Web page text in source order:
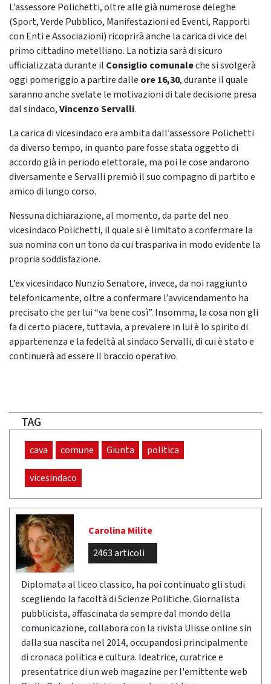
L’assessore Polichetti, oltre alle già numerose deleghe
(Sport, Verde Pubblico, Manifestazioni ed Eventi, Rapporti
con Enti e Associazioni) ricoprirà anche la carica di vice del
primo cittadino metelliano. La notizia sarà di sicuro
ufficializzata durante il Consiglio comunaleche si svolgerà
oggi pomeriggio a partire dalle ore 16,30, durante il quale
saranno anche svelate le motivazioni di tale decisione presa
dal sindaco,Vincenzo Servalli.
La carica di vicesindaco era ambita dall’assessore Polichetti
da diverso tempo, in quanto pare fosse stata oggetto di
accordo già in periodo elettorale, ma poi le cose andarono
diversamente e Servalli premiò il suo compagno di partito e
amico di lungo corso.
Nessuna dichiarazione, al momento, da parte del neo
vicesindaco Polichetti, il quale si è limitato a confermare la
sua nomina con un tono da cui traspariva in modo evidente la
propria soddisfazione.
L’ex vicesindaco Nunzio Senatore, invece, da noi raggiunto
telefonicamente, oltre a confermare l’avvicendamento ha
precisato che per lui “va bene così”. Insomma, la cosa non gli
fa di certo piacere, tuttavia, a prevalere in lui è lo spirito di
appartenenza e la fedeltà al sindaco Servalli, di cui è stato e
continuerà ad essere il braccio operativo.
TAG
cava comune Giunta politica
vicesindaco
Carolina Milite
2463 articoli
Diplomata al liceo classico, ha poi continuato gli studi
scegliendo la facoltà di Scienze Politiche. Giornalista
pubblicista, affascinata da sempre dal mondo della
comunicazione, collabora con la rivista Ulisse online sin
dalla sua nascita nel 2014, occupandosi principalmente
di cronaca politica e cultura. Ideatrice, curatrice e
presentatrice di un web magazine per l'emittente web